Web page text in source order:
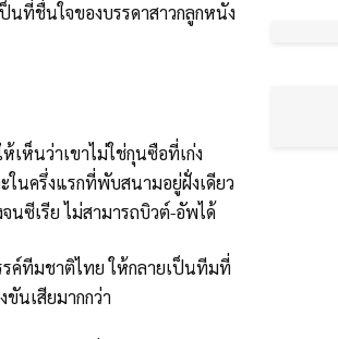
ที่ชื่นใจของบรรดาสาวกลูกหนัง
เห็นว่าเขาไม่ใช่กุนซือที่เก่ง
ในครึ่งแรกที่พับสนามอยู่ฝั่งเดียว
ซีเรีย ไม่สามารถบิวต์-อัพได้
ค์ทีมชาติไทย ให้กลายเป็นทีมที่
ขันเสียมากกว่า